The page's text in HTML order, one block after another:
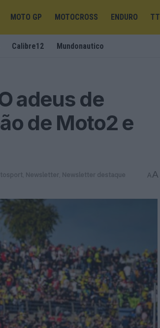
MOTO GP MOTOCROSS ENDURO TT
Calibre12 Mundonautico
adeus de
de Moto2 e
Newsletter Newsletter destaque AA